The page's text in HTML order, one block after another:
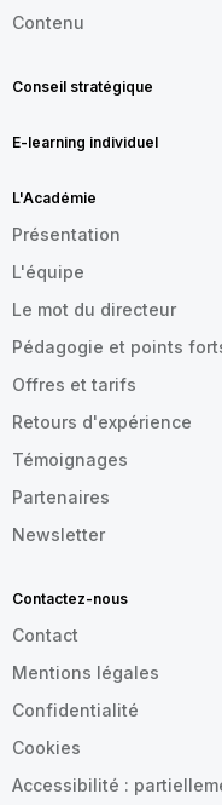
Contenu
Conseil stratégique
E-learning individuel
L'Académie
Présentation
L'équipe
Le mot du directeur
Pédagogie et points
Offres et tarifs
Retours d'expérience
Témoignages
Partenaires
Newsletter
Contactez-nous
Contact
Mentions légales
Confidentialité
Cookies
Accessibilité :